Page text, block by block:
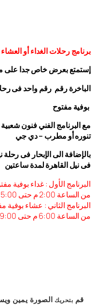
برنامج رحلات الغداء أو العشاء مع
إستمتع بعرض خاص جدا على
الباخرة رقم رقم واحد فى رحلات
بوفية مفتوح
مع البرنامج الفني فنون
تنوره أو مطرب – دي جي
بالإضافة الى الإبحار فى رحلة
فى نيل القاهرة لمدة ساعتين
البرنامج الأول : غداء بوفية
من الساعة 2:00 م حتى 5:00 م
البرنامج الثاني : عشاء
من الساعة 6:00 م حتى 9:00 م
قم بتحريك الصورة يمين